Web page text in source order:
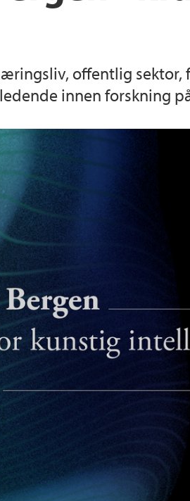
offentlig
innen forskning